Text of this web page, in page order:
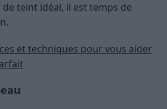
teint idéal, il est temps de
et techniques pour vous aider